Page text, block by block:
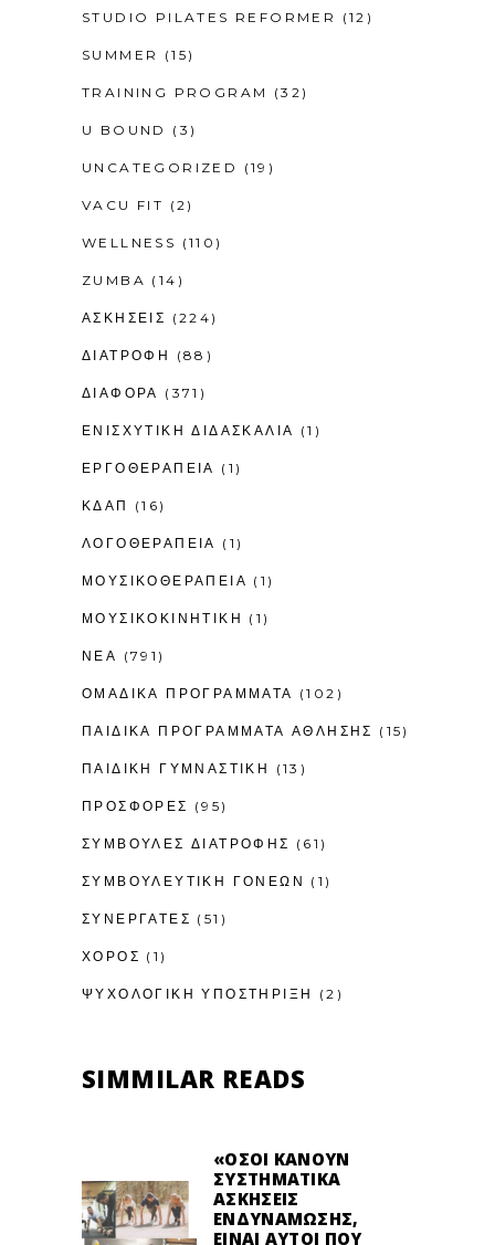
STUDIO PILATES REFORMER (12)
SUMMER (15)
TRAINING PROGRAM (32)
U BOUND (3)
UNCATEGORIZED (19)
VACU FIT (2)
WELLNESS (110)
ZUMBA (14)
ΑΣΚΗΣΕΙΣ (224)
ΔΙΑΤΡΟΦΗ (88)
ΔΙΑΦΟΡΑ (371)
ΕΝΙΣΧΥΤΙΚΉ ΔΙΔΑΣΚΑΛΊΑ (1)
ΕΡΓΟΘΕΡΑΠΕΊΑ (1)
ΚΔΑΠ (16)
ΛΟΓΟΘΕΡΑΠΕΊΑ (1)
ΜΟΥΣΙΚΟΘΕΡΑΠΕΊΑ (1)
ΜΟΥΣΙΚΟΚΙΝΗΤΙΚΉ (1)
ΝΕΑ (791)
ΟΜΑΔΙΚΑ ΠΡΟΓΡΑΜΜΑΤΑ (102)
ΠΑΙΔΙΚΆ ΠΡΟΓΡΆΜΜΑΤΑ ΆΘΛΗΣΗΣ (15)
ΠΑΙΔΙΚΉ ΓΥΜΝΑΣΤΙΚΉ (13)
ΠΡΟΣΦΟΡΕΣ (95)
ΣΥΜΒΟΥΛΕΣ ΔΙΑΤΡΟΦΗΣ (61)
ΣΥΜΒΟΥΛΕΥΤΙΚΉ ΓΟΝΈΩΝ (1)
ΣΥΝΕΡΓΑΤΕΣ (51)
ΧΟΡΟΣ (1)
ΨΥΧΟΛΟΓΙΚΉ ΥΠΟΣΤΉΡΙΞΗ (2)
SIMMILAR READS
«ΌΣΟΙ ΚΆΝΟΥΝ
ΣΥΣΤΗΜΑΤΙΚΆ
ΑΣΚΉΣΕΙΣ
ΕΝΔΥΝΆΜΩΣΗΣ,
ΕΊΝΑΙ ΑΥΤΟΊ ΠΟΥ